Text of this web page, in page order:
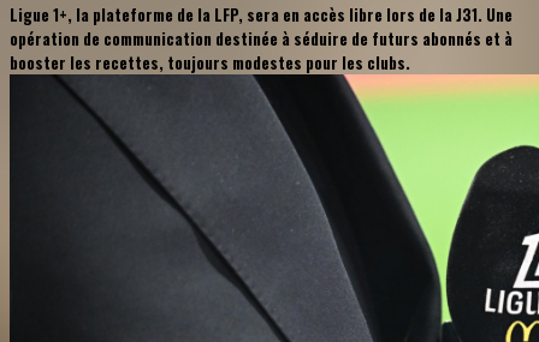
Ligue 1+, la plateforme de la LFP, sera en accès libre lors de la J31. Une
opération de communication destinée à séduire de futurs abonnés et à
booster les recettes, toujours modestes pour les clubs.